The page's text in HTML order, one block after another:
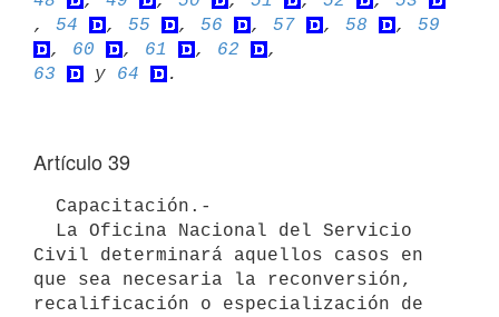
, 54 , 55 , 56 , 57 , 58 , 59
, 60 , 61 , 62
63
y 64
Artículo 39
Civil determinará aquellos casos en
que sea necesaria la reconversión,
recalificación o especialización de